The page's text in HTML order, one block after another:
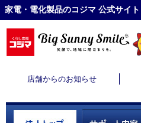
家電・電化製品のコジマ 公式サイト
店舗からのお知らせ